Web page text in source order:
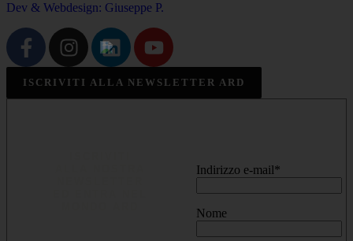
Dev & Webdesign: Giuseppe P.
ISCRIVITI ALLA NEWSLETTER ARD
Indirizzo e-mail*
Nome